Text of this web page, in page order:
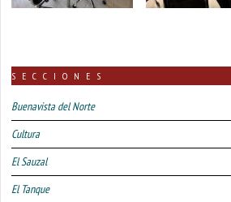
SECCIONES
Buenavista del Norte
Cultura
El Sauzal
El Tanque